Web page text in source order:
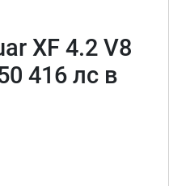
XF 4.2 V8
416 лс в